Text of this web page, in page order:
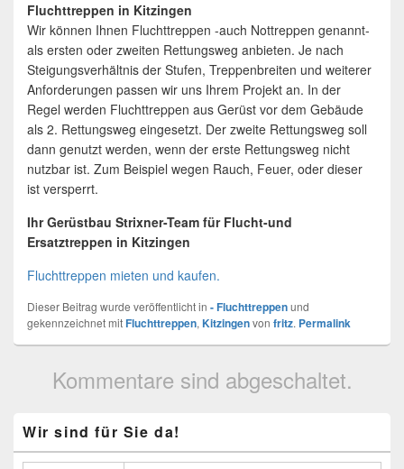
Fluchttreppen in Kitzingen
Wir können Ihnen Fluchttreppen -auch Nottreppen genannt-
als ersten oder zweiten Rettungsweg anbieten. Je nach
Steigungsverhältnis der Stufen, Treppenbreiten und weiterer
Anforderungen passen wir uns Ihrem Projekt an. In der
Regel werden Fluchttreppen aus Gerüst vor dem Gebäude
als 2. Rettungsweg eingesetzt. Der zweite Rettungsweg soll
dann genutzt werden, wenn der erste Rettungsweg nicht
nutzbar ist. Zum Beispiel wegen Rauch, Feuer, oder dieser
ist versperrt.
Ihr Gerüstbau Strixner-Team für Flucht-und
Ersatztreppen in Kitzingen
Fluchttreppen mieten und kaufen.
Dieser Beitrag wurde veröffentlicht in - Fluchttreppenund
gekennzeichnet mitFluchttreppen, Kitzingenvon fritz. Permalink
Kommentare sind abgeschaltet.
Seitenleisten
Widget-
Wir sind für Sie da!